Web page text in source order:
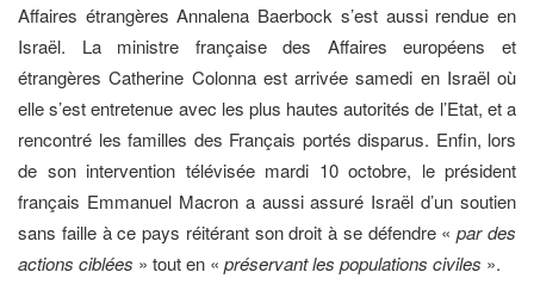
Affaires étrangères Annalena Baerbock s’est aussi rendue en
Israël. La ministre française des Affaires européens et
étrangères Catherine Colonna est arrivée samedi en Israël où
elle s’est entretenue avec les plus hautes autorités de l’Etat, et a
rencontré les familles des Français portés disparus. Enfin, lors
de son intervention télévisée mardi 10 octobre, le président
français Emmanuel Macron a aussi assuré Israël d’un soutien
sans faille à ce pays réitérant son droit à se défendre «par des
actions ciblées » tout en « préservant les populations civiles ».